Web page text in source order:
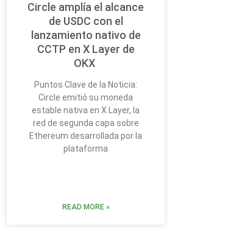
Circle amplía el alcance
de USDC con el
lanzamiento nativo de
CCTP en X Layer de
OKX
Puntos Clave de la Noticia:
Circle emitió su moneda
estable nativa en X Layer, la
red de segunda capa sobre
Ethereum desarrollada por la
plataforma
READ MORE »